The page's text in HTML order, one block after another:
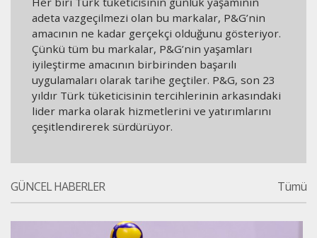
adeta vazgeçilmezi olan bu markalar, P&G’nin
amacının ne kadar gerçekçi olduğunu gösteriyor.
Çünkü tüm bu markalar, P&G’nin yaşamları
iyileştirme amacının birbirinden başarılı
uygulamaları olarak tarihe geçtiler. P&G, son 23
yıldır Türk tüketicisinin tercihlerinin arkasındaki
lider marka olarak hizmetlerini ve yatırımlarını
çeşitlendirerek sürdürüyor.
GÜNCEL HABERLER Tümü